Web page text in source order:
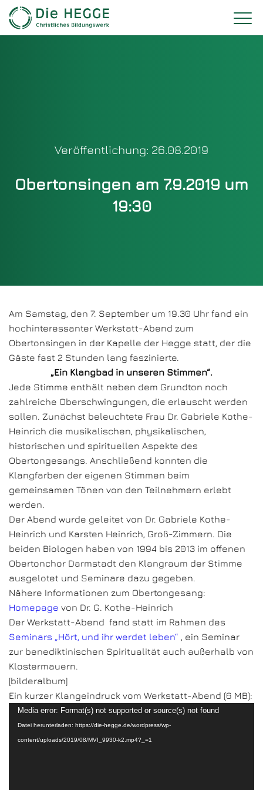
Veröffentlichung: 26.08.2019
Obertonsingen am 7.9.2019 um
19:30
Am Samstag, den 7. September um 19.30 Uhr fand ein
hochinteressanter Werkstatt-Abend zum
Obertonsingen in der Kapelle der Hegge statt, der die
Gäste fast 2 Stunden lang faszinierte.
„Ein Klangbad in unseren Stimmen“.
Jede Stimme enthält neben dem Grundton noch
zahlreiche Oberschwingungen, die erlauscht werden
sollen. Zunächst beleuchtete Frau Dr. Gabriele Kothe-
Heinrich die musikalischen, physikalischen,
historischen und spirituellen Aspekte des
Obertongesangs. Anschließend konnten die
Klangfarben der eigenen Stimmen beim
gemeinsamen Tönen von den Teilnehmern erlebt
werden.
Der Abend wurde geleitet von Dr. Gabriele Kothe-
Heinrich und Karsten Heinrich, Groß-Zimmern. Die
beiden Biologen haben von 1994 bis 2013 im offenen
Obertonchor Darmstadt den Klangraum der Stimme
ausgelotet und Seminare dazu gegeben.
Nähere Informationen zum Obertongesang:
Homepage von Dr. G. Kothe-Heinrich
Der Werkstatt-Abend fand statt im Rahmen des
Seminars „Hört, und ihr werdet leben“ , ein Seminar
zur benediktinischen Spiritualität auch außerhalb von
Klostermauern.
[bilderalbum]
Ein kurzer Klangeindruck vom Werkstatt-Abend (6 MB):
Video-
Player
Media error: Format(s) not supported or source(s) not found
Datei herunterladen: https://die-hegge.de/wordpress/wp-
content/uploads/2019/08/MVI_9930-k2.mp4?_=1